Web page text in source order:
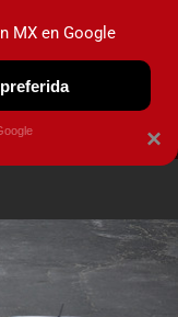
NUEVO
×
MX en Google